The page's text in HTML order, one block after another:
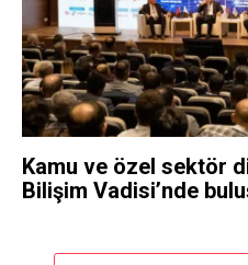
Kamu ve özel sektör
Bilişim Vadisi’nde